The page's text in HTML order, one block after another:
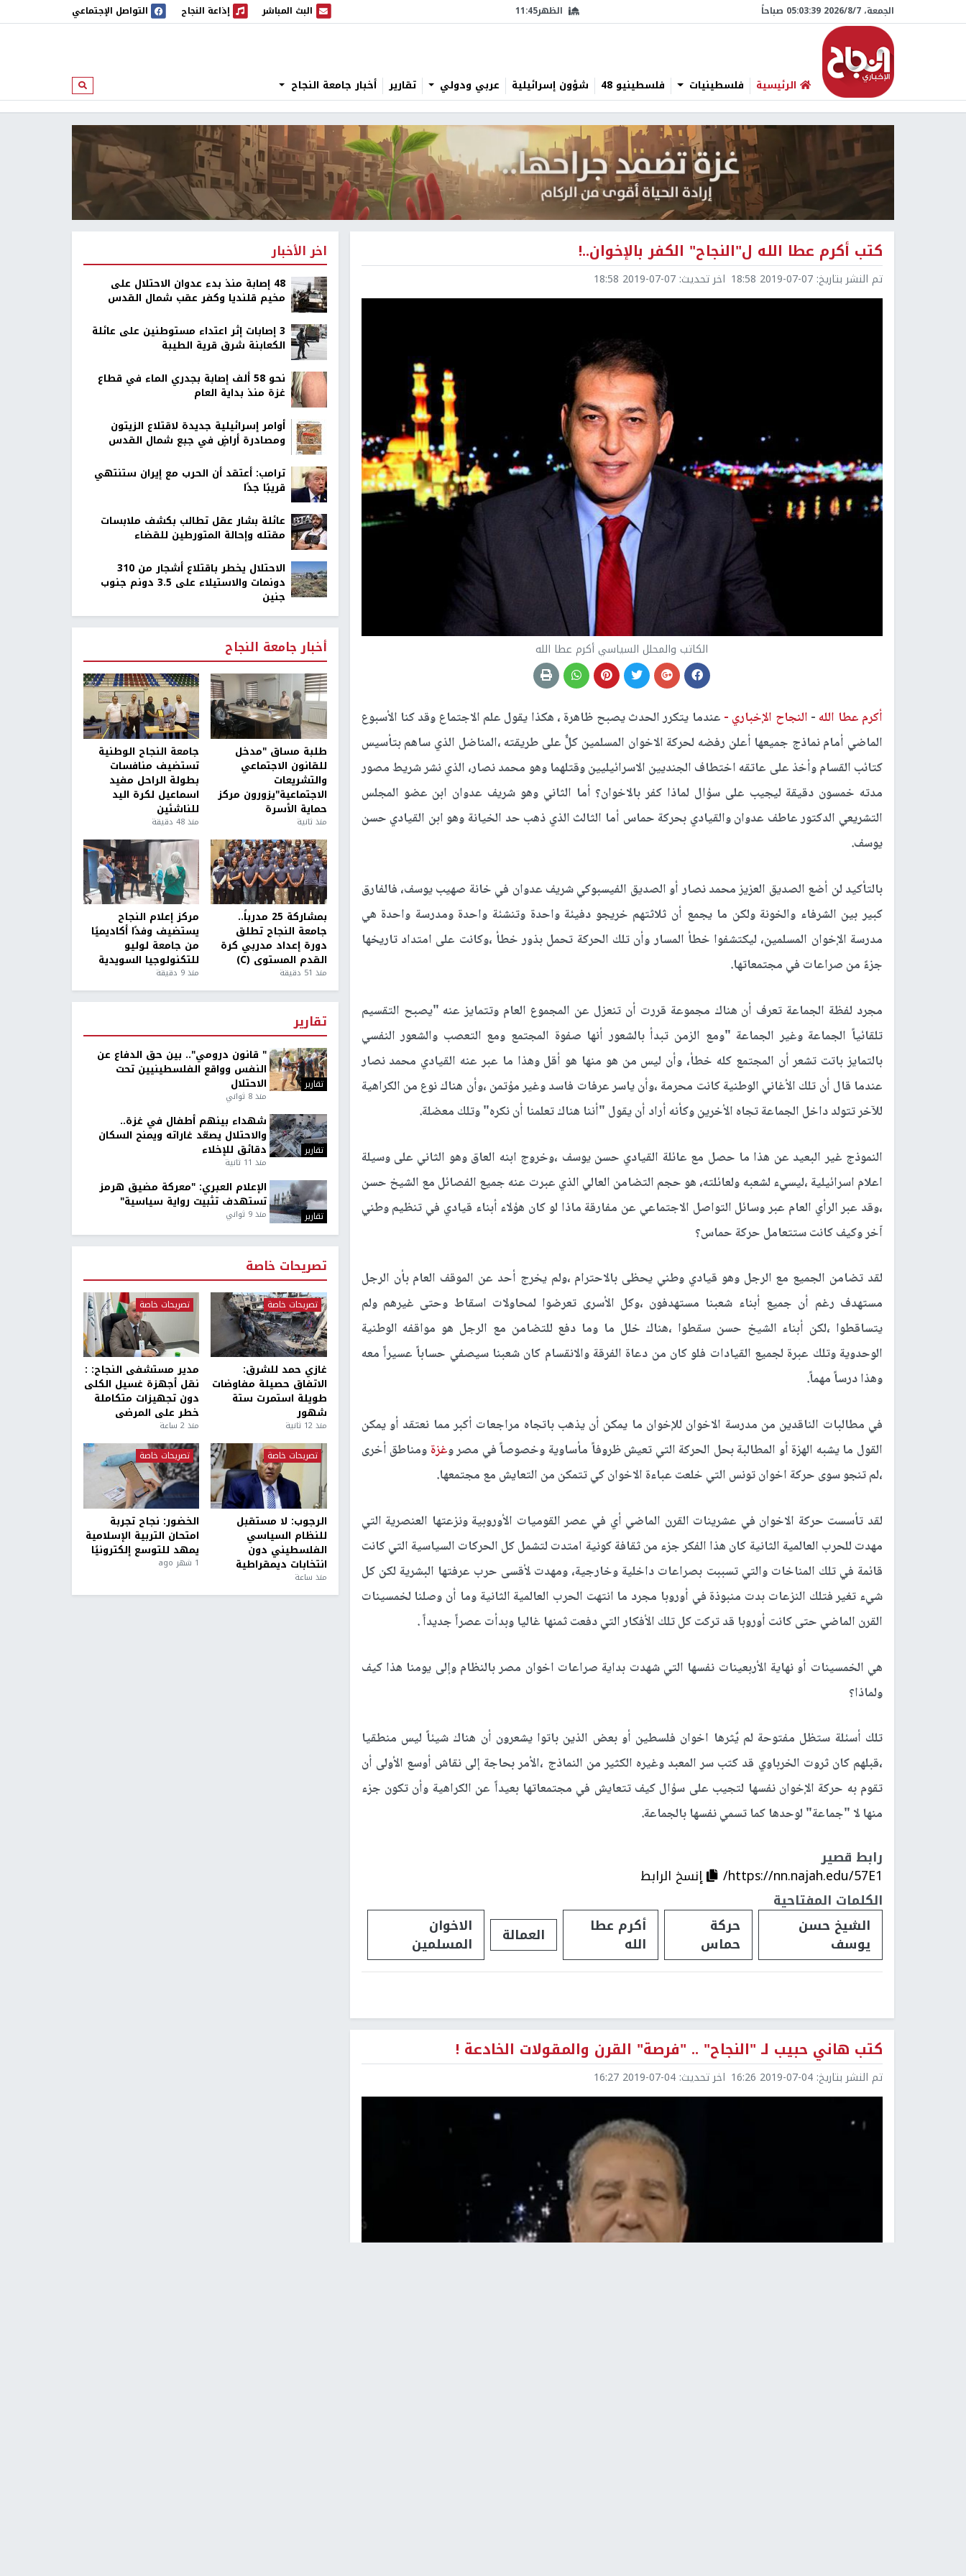
الجمعة، 7/‏8/‏2026 05:03:40 صباحاً الظهر11:45 البث المباشر
البث المباشر إذاعة النجاح
إذاعة النجاح التواصل الإجتماعي
الرئيسية فلسطينيات فلسطينيو 48 شؤون إسرائيلية عربي ودولي تقارير أخبار جامعة النجاح ابحث
كتب أكرم عطا الله ل"النجاح" الكفر بالإخوان..!
تم النشر بتاريخ: 2019-07-07 18:58 اخر تحديث: 2019-07-07 18:58
الكاتب والمحلل السياسي أكرم عطا الله
أكرم عطا الله- النجاح الإخباري - عندما يتكرر الحدث يصبح ظاهرة ، هكذا يقول علم الاجتماع وقد كنا الأسبوع
الماضي أمام نماذج جميعها أعلن رفضه لحركة الاخوان المسلمين كلٌّ على طريقته ،المناضل الذي ساهم بتأسيس
كتائب القسام وأخذ على عاتقه اختطاف الجنديين الاسرائيليين وقتلهما وهو محمد نصار، الذي نشر شريط مصور
مدته خمسون دقيقة ليجيب على سؤال لماذا كفر بالاخوان؟ أما الثاني وهو شريف عدوان ابن عضو المجلس
التشريعي الدكتور عاطف عدوان والقيادي بحركة حماس أما الثالث الذي ذهب حد الخيانة وهو ابن القيادي حسن
يوسف.
بالتأكيد لن أضع الصديق العزيز محمد نصار أو الصديق الفيسبوكي شريف عدوان في خانة صهيب يوسف، فالفارق
كبير بين الشرفاء والخونة ولكن ما يجمع أن ثلاثتهم خريجو دفيئة واحدة وتنشئة واحدة ومدرسة واحدة هي
مدرسة الإخوان المسلمين، ليكتشفوا خطأ المسار وأن تلك الحركة تحمل بذور خطأ ،وكانت على امتداد تاريخها
جزءً من صراعات في مجتمعاتها.
مجرد لفظة الجماعة تعرف أن هناك مجموعة قررت أن تنعزل عن المجموع العام وتتمايز عنه "يصبح التقسيم
تلقائياً الجماعة وغير الجماعة "ومع الزمن تبدأ بالشعور أنها صفوة المجتمع ومع التعصب والشعور النفسي
بالتمايز باتت تشعر أن المجتمع كله خطأ، وأن ليس من هو منها هو أقل وهذا ما عبر عنه القيادي محمد نصار
عندما قال أن تلك الأغاني الوطنية كانت محرمة ،وأن ياسر عرفات فاسد وغير مؤتمن ،وأن هناك نوع من الكراهية
للآخر تتولد داخل الجماعة تجاه الأخرين وكأنه أراد أن يقول "أننا هناك تعلمنا أن نكره" وتلك معضلة.
النموذج غير البعيد عن هذا ما حصل مع عائلة القيادي حسن يوسف ،وخروج ابنه العاق وهو الثاني على وسيلة
اعلام اسرائيلية ،ليسيء لشعبه ولعائلته، هو حجم التضامن العالي الذي عبرت عنه جميع الفصائل مع الشيخ حسن
،وقد عبر الرأي العام عبر وسائل التواصل الاجتماعي عن مفارقة ماذا لو كان هؤلاء أبناء قيادي في تنظيم وطني
اّخر وكيف كانت ستتعامل حركة حماس؟
لقد تضامن الجميع مع الرجل وهو قيادي وطني يحظى بالاحترام ،ولم يخرج أحد عن الموقف العام بأن الرجل
مستهدف رغم أن جميع أبناء شعبنا مستهدفون ،وكل الأسرى تعرضوا لمحاولات اسقاط وحتى غيرهم ولم
يتساقطوا ،لكن أبناء الشيخ حسن سقطوا ،هناك خلل ما وما دفع للتضامن مع الرجل هو مواقفه الوطنية
الوحدوية وتلك عبرة لجميع القيادات فلو كان من دعاة الفرقة والانقسام كان شعبنا سيصفي حساباً عسيراً معه
وهذا درساً مهماً.
في مطالبات الناقدين من مدرسة الاخوان للإخوان ما يمكن أن يذهب باتجاه مراجعات أكبر مما نعتقد أو يمكن
القول ما يشبه الهزة أو المطالبة بحل الحركة التي تعيش ظروفاً مأساوية وخصوصاً في مصر وغزة ومناطق أخرى
،لم تنجو سوى حركة اخوان تونس التي خلعت عباءة الاخوان كي تتمكن من التعايش مع مجتمعها.
لقد تأسست حركة الاخوان في عشرينات القرن الماضي أي في عصر القوميات الأوروبية ونزعتها العنصرية التي
مهدت للحرب العالمية الثانية كان هذا الفكر جزء من ثقافة كونية امتدت لتشمل كل الحركات السياسية التي كانت
قائمة في تلك المناخات والتي تسببت بصراعات داخلية وخارجية، ومهدت لأقسى حرب عرفتها البشرية لكن كل
شيء تغير فتلك النزعات بدت منبوذة في أوروبا مجرد ما انتهت الحرب العالمية الثانية وما أن وصلنا لخمسينات
القرن الماضي حتى كانت أوروبا قد تركت كل تلك الأفكار التي دفعت ثمنها غاليا وبدأت عصراً جديداً .
هي الخمسينات أو نهاية الأربعينات نفسها التي شهدت بداية صراعات اخوان مصر بالنظام وإلى يومنا هذا كيف
ولماذا؟
تلك أسئلة ستظل مفتوحة لم يٌثرها اخوان فلسطين أو بعض الذين باتوا يشعرون أن هناك شيئاً ليس منطقيا
،قبلهم كان ثروت الخرباوي قد كتب سر المعبد وغيره الكثير من النماذج ،الأمر بحاجة إلى نقاش أوسع الأولى أن
تقوم به حركة الإخوان نفسها لتجيب على سؤال كيف تتعايش في مجتمعاتها بعيداً عن الكراهية وأن تكون جزء
منها لا "جماعة" لوحدها كما تسمي نفسها بالجماعة.
رابط قصير
https://nn.najah.edu/57E1/
إنسخ الرابط
الكلمات المفتاحية
الشيخ حسن
يوسف
حركة
حماس
أكرم عطا
الله العمالة الاخوان
المسلمين
كتب هاني حبيب لـ "النجاح" .. "فرصة" القرن والمقولات الخادعة !
تم النشر بتاريخ: 2019-07-04 16:26 اخر تحديث: 2019-07-04 16:27
اخر الأخبار
48 إصابة منذ بدء عدوان الاحتلال على
مخيم قلنديا وكفر عقب شمال القدس
‏3 إصابات إثر اعتداء مستوطنين على عائلة
الكعابنة شرق قرية الطيبة
نحو 58 ألف إصابة بجدري الماء في قطاع
غزة منذ بداية العام
أوامر إسرائيلية جديدة لاقتلاع الزيتون
ومصادرة أراضٍ في جبع شمال القدس
ترامب: أعتقد أن الحرب مع إيران ستنتهي
قريبًا جدًا
عائلة بشار عقل تطالب بكشف ملابسات
مقتله وإحالة المتورطين للقضاء
الاحتلال يخطر باقتلاع أشجار من 310
دونمات والاستيلاء على 3.5 دونم جنوب
جنين
أخبار جامعة النجاح
طلبة مساق "مدخل
للقانون الاجتماعي
والتشريعات
الاجتماعية"يزورون مركز
حماية الأسرة
منذ ثانية
جامعة النجاح الوطنية
تستضيف منافسات
بطولة الراحل مفيد
اسماعيل لكرة اليد
للناشئين
منذ 48 دقيقة
بمشاركة 25 مدرباً..
جامعة النجاح تطلق
دورة إعداد مدربي كرة
القدم المستوى (C)
منذ 51 دقيقة
مركز إعلام النجاح
يستضيف وفدًا أكاديميًا
من جامعة لوليو
للتكنولوجيا السويدية
منذ 9 دقيقة
تقارير
تقارير
" قانون درومي".. بين حق الدفاع عن
النفس وواقع الفلسطينيين تحت
الاحتلال
منذ 8 ثواني
تقارير
شهداء بينهم أطفال في غزة..
والاحتلال يصعّد غاراته ويمنح السكان
دقائق للإخلاء
منذ 11 ثانية
تقارير
الإعلام العبري: "معركة مضيق هرمز
تستهدف تثبيت رواية سياسية"
منذ 9 ثواني
تصريحات خاصة
تصريحات خاصة
غازي حمد للشرق:
الاتفاق حصيلة مفاوضات
طويلة استمرت ستة
شهور
منذ 12 ثانية
تصريحات خاصة
مدير مستشفى النجاح: :
نقل أجهزة غسيل الكلى
دون تجهيزات متكاملة
خطر على المرضى
منذ 2 ساعة
تصريحات خاصة
الرجوب: لا مستقبل
للنظام السياسي
الفلسطيني دون
انتخابات ديمقراطية
منذ ساعة
تصريحات خاصة
الخضور: نجاح تجربة
امتحان التربية الإسلامية
يمهد للتوسع إلكترونيًا
1 شهر ago